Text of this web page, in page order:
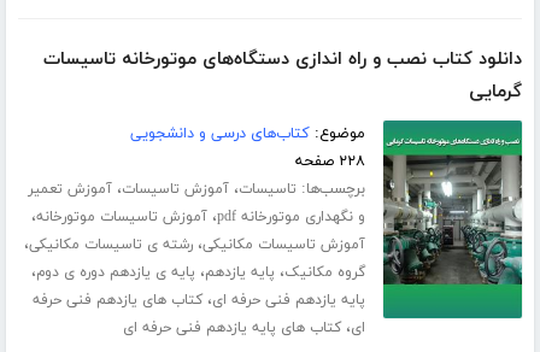
دانلود کتاب نصب و راه اندازی دستگاه‌های موتورخانه تاسیسات
گرمایی
موضوع:کتاب‌های درسی و دانشجویی
۲۲۸ صفحه
برچسب‌ها: تاسیسات،آموزش تاسیسات،آموزش تعمیر
و نگهداری موتورخانه pdf
،آموزش تاسیسات موتورخانه،
آموزش تاسیسات مکانیکی،رشته ی تاسیسات مکانیکی،
گروه مکانیک، پایه یازدهم، پایه ی یازدهم دوره ی دوم،
پایه یازدهم فنی حرفه ای،کتاب های یازدهم فنی حرفه
ای،کتاب های پایه یازدهم فنی حرفه ای